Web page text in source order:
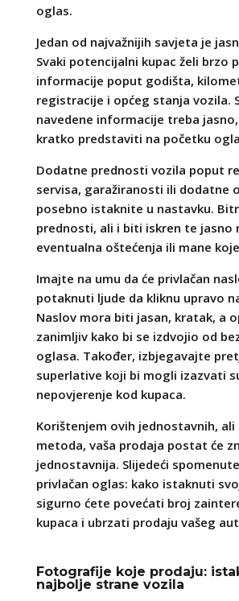
oglas.
Jedan od najvažnijih savjeta je
Svaki potencijalni kupac želi brzo
informacije poput godišta,
registracije i općeg stanja vozila.
navedene informacije treba
kratko predstaviti na početku
Dodatne prednosti vozila poput
servisa, garažiranosti ili dodatne
posebno istaknite u nastavku.
prednosti, ali i biti iskren te jasno
eventualna oštećenja ili mane
Imajte na umu da će privlačan
potaknuti ljude da kliknu upravo
Naslov mora biti jasan, kratak, a
zanimljiv kako bi se izdvojio od
oglasa. Također, izbjegavajte
superlative koji bi mogli izazvati
nepovjerenje kod kupaca.
Korištenjem ovih jednostavnih,
metoda, vaša prodaja postat će
jednostavnija. Slijedeći
privlačan oglas: kako istaknuti
sigurno ćete povećati broj
kupaca i ubrzati prodaju vašeg
Fotografije koje prodaju:
najbolje strane vozila